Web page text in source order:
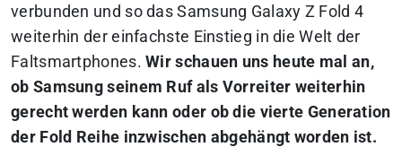
verbunden und so das Samsung Galaxy Z Fold 4
weiterhin der einfachste Einstieg in die Welt der
Faltsmartphones.Wir schauen uns heute mal an,
ob Samsung seinem Ruf als Vorreiter weiterhin
gerecht werden kann oder ob die vierte Generation
der Fold Reihe inzwischen abgehängt worden ist.